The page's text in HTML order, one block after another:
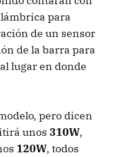
para
de un sensor
de la barra para
lugar en donde
pero dicen
unos 310W,
120W, todos